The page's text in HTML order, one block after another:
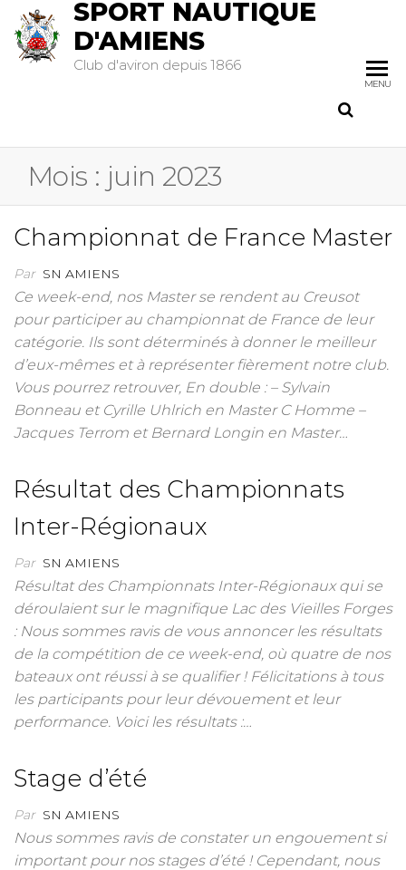
SPORT NAUTIQUE
D'AMIENS
Club d'aviron depuis 1866
MENU
Mois : juin 2023
Championnat de France Master
Par SN AMIENS
Ce week-end, nos Master se rendent au Creusot
pour participer au championnat de France de leur
catégorie. Ils sont déterminés à donner le meilleur
d’eux-mêmes et à représenter fièrement notre club.
Vous pourrez retrouver, En double : – Sylvain
Bonneau et Cyrille Uhlrich en Master C Homme –
Jacques Terrom et Bernard Longin en Master…
Résultat des Championnats
Inter-Régionaux
Par SN AMIENS
Résultat des Championnats Inter-Régionaux qui se
déroulaient sur le magnifique Lac des Vieilles Forges
: Nous sommes ravis de vous annoncer les résultats
de la compétition de ce week-end, où quatre de nos
bateaux ont réussi à se qualifier ! Félicitations à tous
les participants pour leur dévouement et leur
performance. Voici les résultats :…
Stage d’été
Par SN AMIENS
Nous sommes ravis de constater un engouement si
important pour nos stages d’été ! Cependant, nous